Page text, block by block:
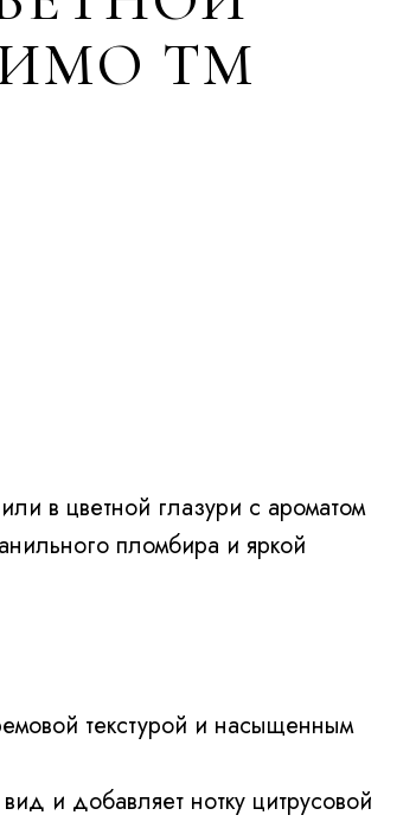
ТМ
в цветной глазури с ароматом
пломбира и яркой
текстурой и насыщенным
и добавляет нотку цитрусовой